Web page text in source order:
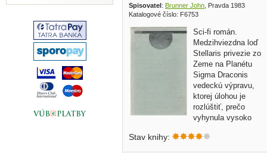
Spisovatel: Brunner John , Pravda 1983
Katalogové číslo: F6753
Sci-fi román.
Medzihviezdna loď
Stellaris privezie zo
Zeme na Planétu
Sigma Draconis
vedeckú výpravu,
ktorej úlohou je
rozlúštiť, prečo
vyhynula vysoko
Stav knihy: